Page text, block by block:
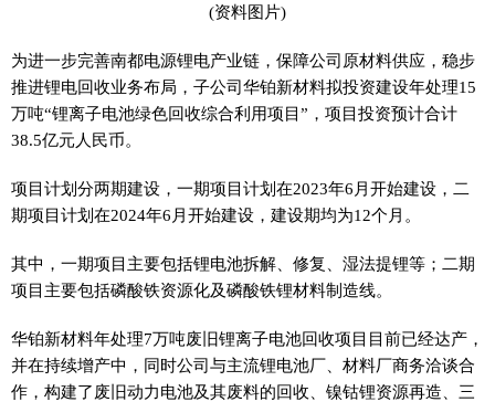
(资料图片)
为进一步完善南都电源锂电产业链，保障公司原材料供应，稳步
推进锂电回收业务布局，子公司华铂新材料拟投资建设年处理15
万吨“锂离子电池绿色回收综合利用项目”，项目投资预计合计
38.5亿元人民币。
项目计划分两期建设，一期项目计划在2023年6月开始建设，二
期项目计划在2024年6月开始建设，建设期均为12个月。
其中，一期项目主要包括锂电池拆解、修复、湿法提锂等；二期
项目主要包括磷酸铁资源化及磷酸铁锂材料制造线。
华铂新材料年处理7万吨废旧锂离子电池回收项目目前已经达产，
并在持续增产中，同时公司与主流锂电池厂、材料厂商务洽谈合
作，构建了废旧动力电池及其废料的回收、镍钴锂资源再造、三